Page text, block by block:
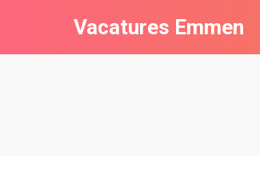
Vacatures Emmen